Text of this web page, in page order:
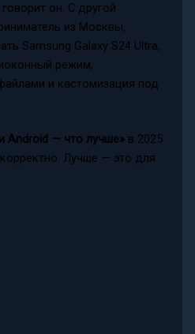
он. С другой
из Москвы,
Samsung Galaxy S24 Ultra,
режим,
и кастомизация под
Android — что лучше»в 2025
Лучше — это для